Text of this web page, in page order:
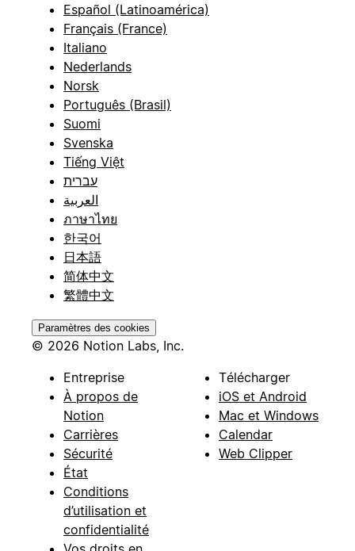
Español (Latinoamérica)
Français (France)
Italiano
Nederlands
Norsk
Português (Brasil)
Suomi
Svenska
Tiếng Việt
עברית
العربية
ภาษาไทย
한국어
日本語
简体中文
繁體中文
Paramètres des cookies
© 2026 Notion Labs, Inc.
Entreprise
À propos de
Notion
Carrières
Sécurité
État
Conditions
d’utilisation et
confidentialité
Télécharger
iOS et Android
Mac et Windows
Calendar
Web Clipper